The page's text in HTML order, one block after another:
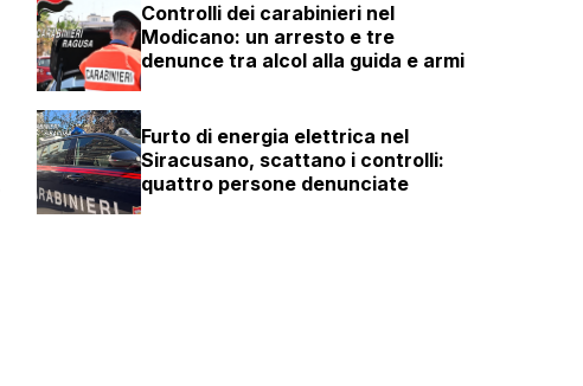
Controlli dei carabinieri nel
Modicano: un arresto e tre
denunce tra alcol alla guida e armi
Furto di energia elettrica nel
Siracusano, scattano i controlli:
quattro persone denunciate